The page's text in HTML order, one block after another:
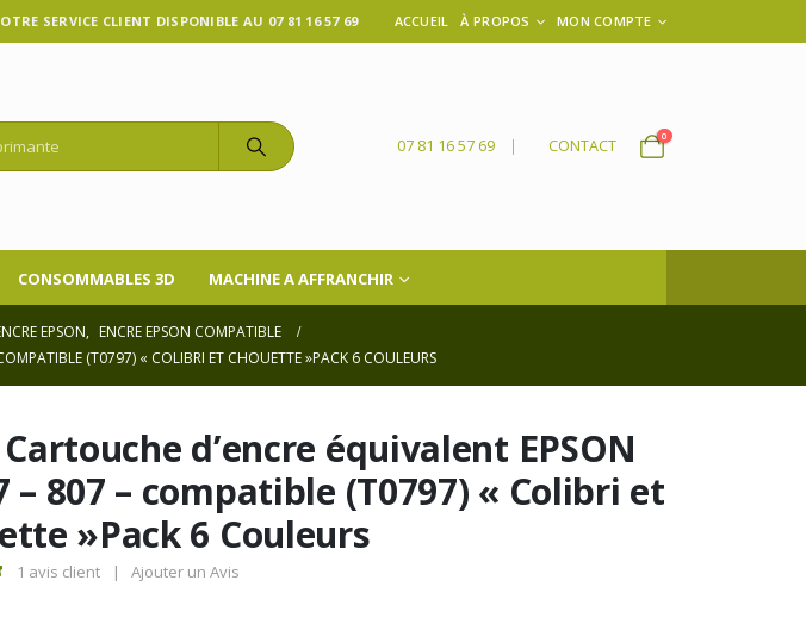
SERVICE CLIENT DISPONIBLE AU 07 81 16 57 69 ACCUEIL À PROPOS MON COMPTE
07 81 16 57 69 | CONTACT 0
CONSOMMABLES 3D MACHINE A AFFRANCHIR
EPSON, ENCRE EPSON COMPATIBLE
(T0797) « COLIBRI ET CHOUETTE »PACK 6 COULEURS
Cartouche d’encre équivalent EPSON
– 807 – compatible (T0797) « Colibri et
»Pack 6 Couleurs
1 avis client | Ajouter un Avis